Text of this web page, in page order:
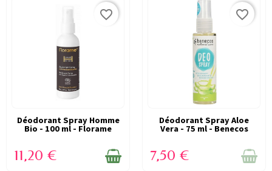
EN STOCK
favorite_border
Déodorant Spray Homme
Bio - 100 ml - Florame
11,20 €
VICTIME DE SON SUCCÈS
(RUPTURE)
favorite_border
Déodorant Spray Aloe
Vera - 75 ml - Benecos
7,50 €